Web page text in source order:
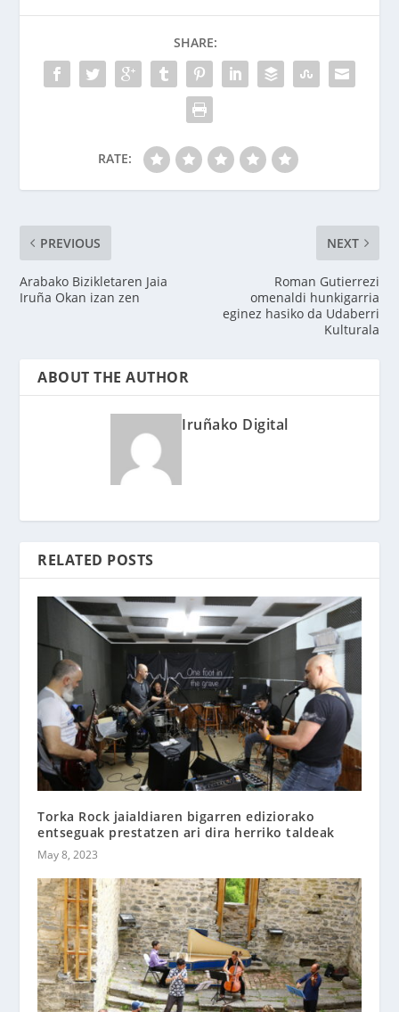
SHARE:
RATE:
PREVIOUS
Arabako Bizikletaren Jaia
Iruña Okan izan zen
NEXT
Roman Gutierrezi
omenaldi hunkigarria
eginez hasiko da Udaberri
Kulturala
ABOUT THE AUTHOR
Iruñako Digital
RELATED POSTS
Torka Rock jaialdiaren bigarren ediziorako
entseguak prestatzen ari dira herriko taldeak
May 8, 2023